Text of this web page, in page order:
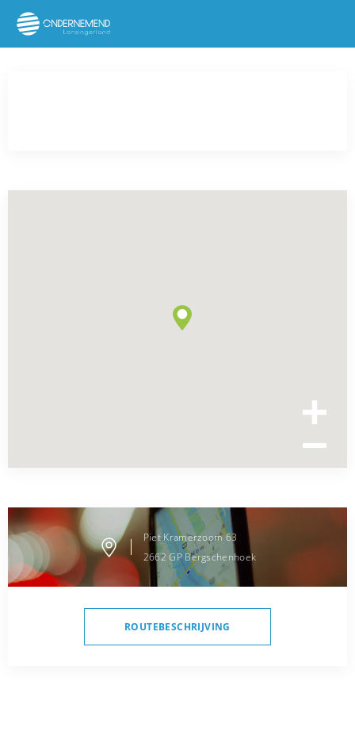
Piet Kramerzoom63
2662 GP Bergschenhoek
ROUTEBESCHRIJVING